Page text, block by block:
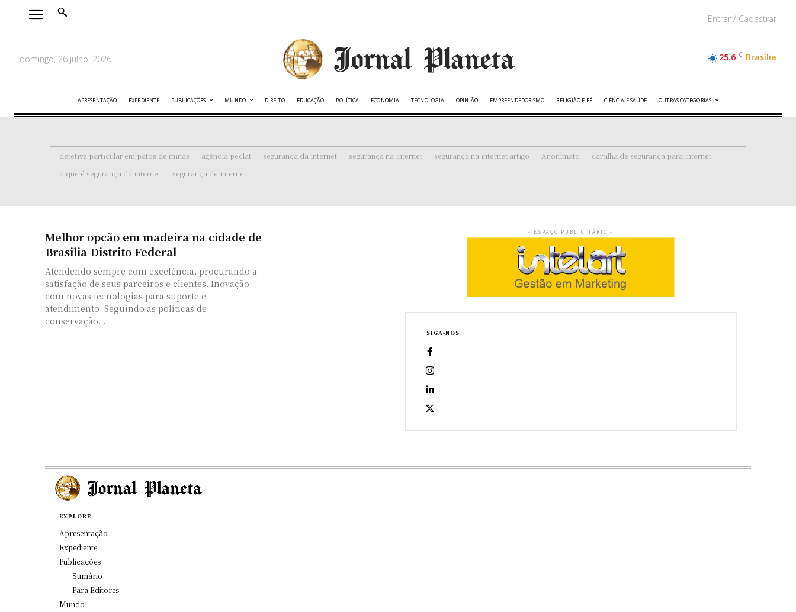
Entrar / Cadastrar
domingo, 26 julho, 2026 25.6 C Brasília
APRESENTAÇÃO EXPEDIENTE PUBLICAÇÕES MUNDO DIREITO EDUCAÇÃO POLÍTICA ECONOMIA TECNOLOGIA OPINIÃO EMPREENDEDORISMO RELIGIÃO E FÉ CIÊNCIA E SAÚDE OUTRAS CATEGORIAS
detetive particular em patos de minas agência peclat segurança da internet segurança na internet segurança na internet artigo Anonimato
cartilha de segurança para internet
o que é segurança da internet
segurança de internet
Melhor opção em madeira na cidade de
Brasilia Distrito Federal
Atendendo sempre com excelência, procurando a
satisfação de seus parceiros e clientes. Inovação
com novas tecnologias para suporte e
atendimento. Seguindo as políticas de
conservação...
- ESPAÇO PUBLICITÁRIO -
SIGA-NOS
EXPLORE
Apresentação
Expediente
Publicações
Sumário
Para Editores
Mundo